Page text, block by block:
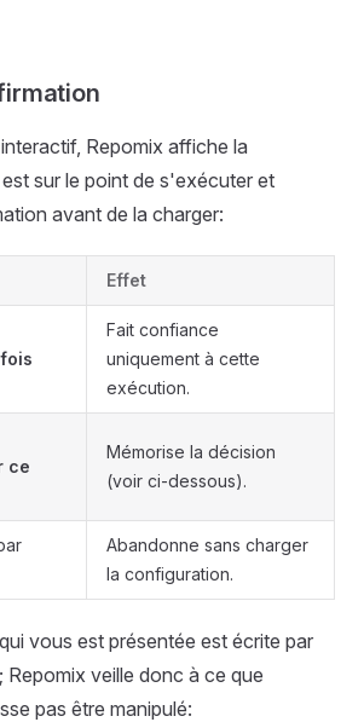
Repomix affiche la
sur le point de s'exécuter et
avant de la charger:
Effet
Fait confiance
uniquement à cette
exécution.
ce
Mémorise la décision
(voir ci-dessous).
Abandonne sans charger
la configuration.
vous est présentée est écrite par
veille donc à ce que
pas être manipulé: